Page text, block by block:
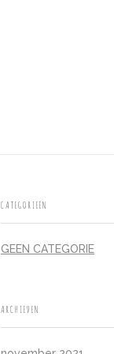
CATEGORIEËN
GEEN CATEGORIE
ARCHIEVEN